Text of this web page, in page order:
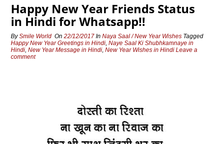
Happy New Year Friends Status
in Hindi for Whatsapp!!
BySmile World On22/12/2017 InNaya Saal / New Year Wishes Tagged
Happy New Year Greetings in Hindi,Naye Saal Ki Shubhkamnaye in
Hindi,New Year Message in Hindi,New Year Wishes in Hindi Leave a
comment